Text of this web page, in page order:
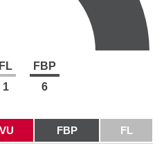
FL
1
FBP
6
VU FBP FL